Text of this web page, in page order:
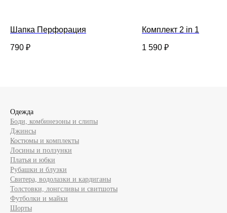
Шапка Перфорация
790 ₽
Комплект 2 in 1
1 590 ₽
Одежда
Боди, комбинезоны и слипы
Джинсы
Костюмы и комплекты
Лосины и ползунки
Платья и юбки
Рубашки и блузки
Свитера, водолазки и кардиганы
Толстовки, лонгсливы и свитшоты
Футболки и майки
Шорты